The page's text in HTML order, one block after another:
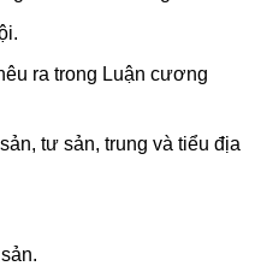
ra trong Luận cương
tư sản, trung và tiểu địa